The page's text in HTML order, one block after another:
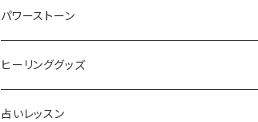
パワーストーン
ヒーリンググッズ
占いレッスン